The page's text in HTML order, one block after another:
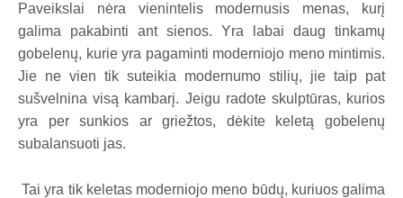
Paveikslai nėra vienintelis modernusis menas, kurį
galima pakabinti ant sienos. Yra labai daug tinkamų
gobelenų, kurie yra pagaminti moderniojo meno mintimis.
Jie ne vien tik suteikia modernumo stilių, jie taip pat
sušvelnina visą kambarį. Jeigu radote skulptūras, kurios
yra per sunkios ar griežtos, dėkite keletą gobelenų
subalansuoti jas.
Tai yra tik keletas moderniojo meno būdų, kuriuos galima